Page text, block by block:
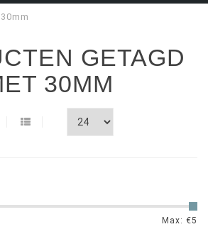
30mm
GETAGD
30MM
Max: €5